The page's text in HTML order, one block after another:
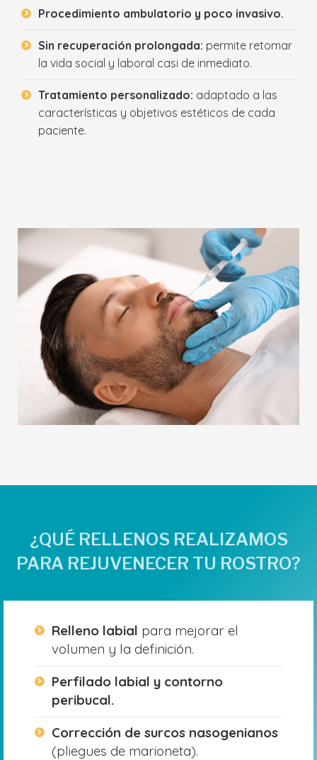
Procedimiento ambulatorio y poco invasivo.
Sin recuperación prolongada: permite retomar
la vida social y laboral casi de inmediato.
Tratamiento personalizado: adaptado a las
características y objetivos estéticos de cada
paciente.
¿QUÉ RELLENOS REALIZAMOS
PARA REJUVENECER TU ROSTRO?
Relleno labial para mejorar el
volumen y la definición.
Perfilado labial y contorno
peribucal.
Corrección de surcos nasogenianos
(pliegues de marioneta).